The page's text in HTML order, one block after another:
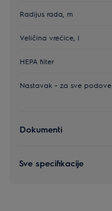
Radijus rada, m
Veličina vrećice, l
HEPA filter
Nastavak - za sve podove
Dokumenti
Sve specifikacije